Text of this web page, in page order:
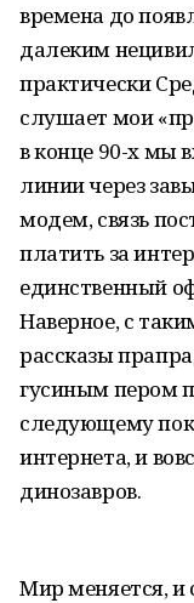
времена до
далеким
практически
слушает мои
в конце 90-х мы
линии через
модем, связь
платить за
единственный
Наверное, с
рассказы
гусиным пером
следующему
интернета, и
динозавров.
Мир меняется, и